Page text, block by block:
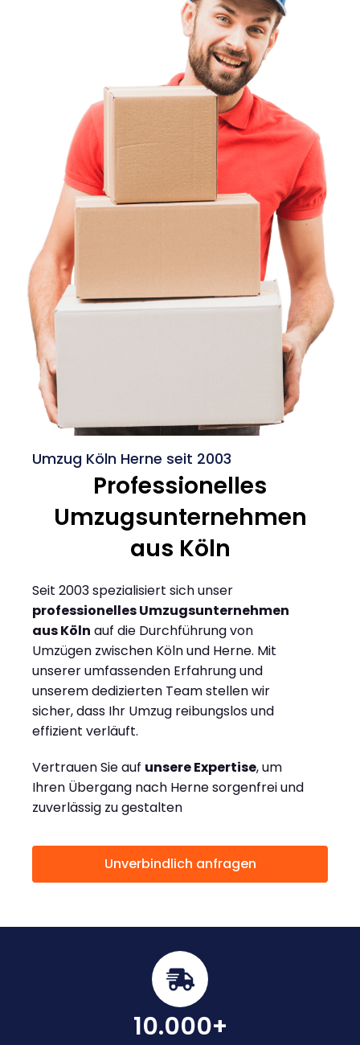
Umzug Köln Herne seit 2003
Professionelles
Umzugsunternehmen
aus Köln
Seit 2003 spezialisiert sich unser
professionelles Umzugsunternehmen
aus Köln auf die Durchführung von
Umzügen zwischen Köln und Herne. Mit
unserer umfassenden Erfahrung und
unserem dedizierten Team stellen wir
sicher, dass Ihr Umzug reibungslos und
effizient verläuft.
Vertrauen Sie auf unsere Expertise, um
Ihren Übergang nach Herne sorgenfrei und
zuverlässig zu gestalten
Unverbindlich anfragen
10.000+